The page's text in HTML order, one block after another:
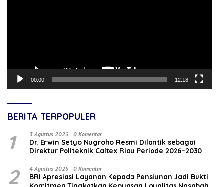
00:00 12:18
BERITA TERPOPULER
1 3 Agustus 2026 0 Komentar
‎Dr. Erwin Setyo Nugroho Resmi Dilantik sebagai
Direktur Politeknik Caltex Riau Periode 2026–2030
2 4 Agustus 2026 0 Komentar
BRI Apresiasi Layanan Kepada Pensiunan Jadi Bukti